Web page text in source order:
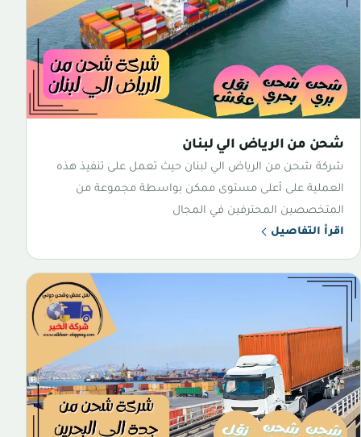
شحن من الرياض الي لبنان
شركة شحن من الرياض الي لبنان حيث تعمل على تنفيذ هذه
العملية على أعلى مستوى ممكن بواسطة مجموعة من
المتخصصين المحترفين في المجال
اقرأ التفاصيل